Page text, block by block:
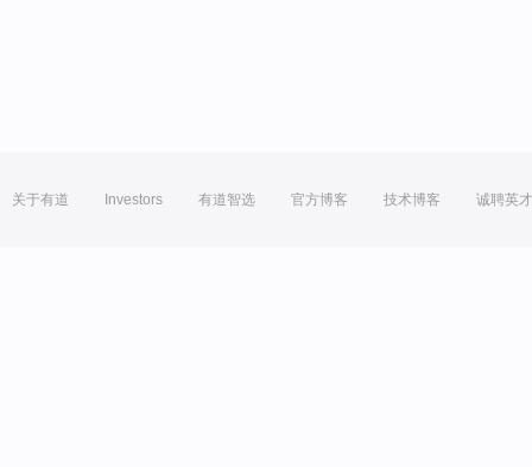
关于有道 Investors 有道智选 官方博客 技术博客 诚聘英才